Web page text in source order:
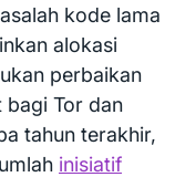
kode lama
alokasi
perbaikan
Tor dan
tahun terakhir,
inisiatif